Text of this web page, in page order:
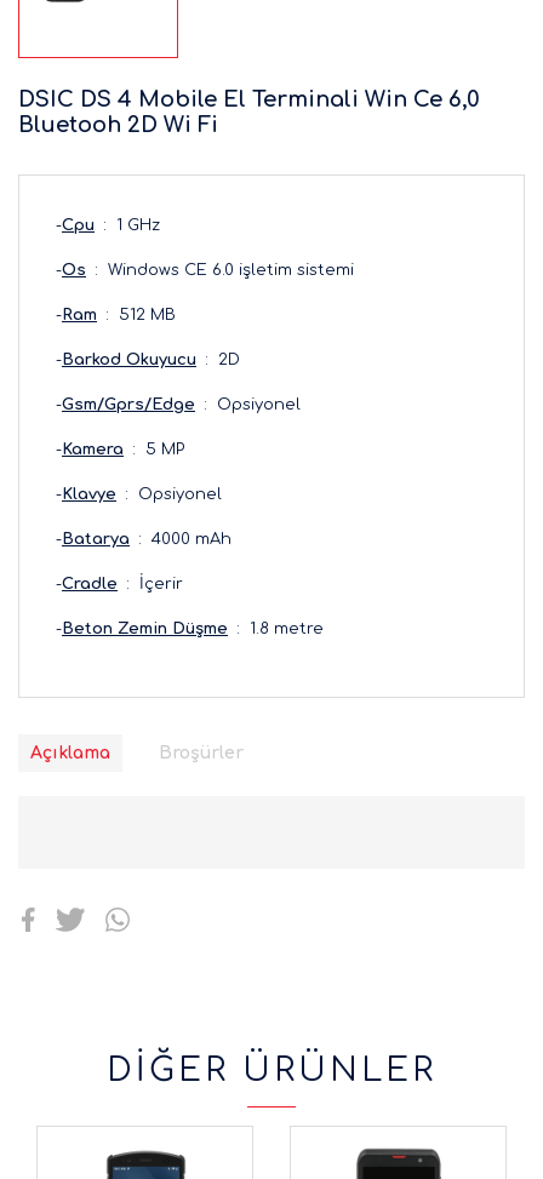
DSIC DS 4 Mobile El Terminali Win Ce 6,0
Bluetooh 2D Wi Fi
-Cpu : 1 GHz
-Os : Windows CE 6.0 işletim sistemi
-Ram : 512 MB
- Barkod Okuyucu : 2D
-Gsm/Gprs/Edge : Opsiyonel
-Kamera : 5 MP
-Klavye : Opsiyonel
- Batarya : 4000 mAh
-Cradle : İçerir
- Beton Zemin Düşme : 1.8 metre
Açıklama Broşürler
DİĞER ÜRÜNLER